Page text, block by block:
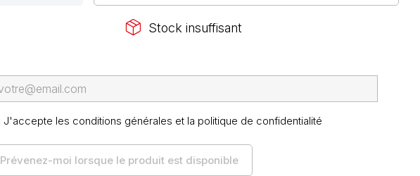
package_2 Stock insuffisant
J'accepte les conditions générales et la politique de confidentialité
Prévenez-moi lorsque le produit est disponible